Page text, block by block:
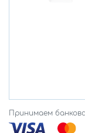
Принимаем